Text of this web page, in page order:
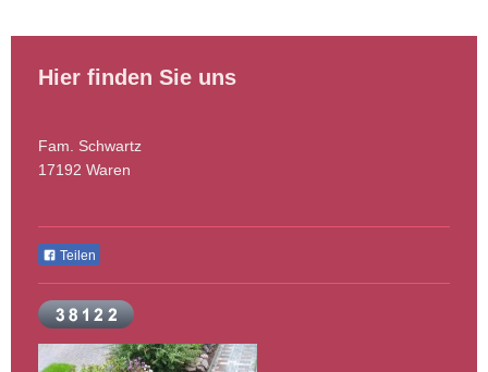
Hier finden Sie uns
Fam. Schwartz
17192 Waren
Teilen